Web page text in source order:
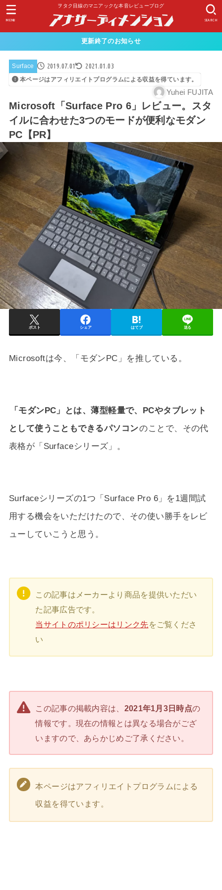
ヲタク目線のマニアックな本音レビューブログ
SEARCH
MENU
更新終了のお知らせ
Surface 2019.07.01 2021.01.03
本ページはアフィリエイトプログラムによる収益を得ています。
Yuhei FUJITA
Microsoft「Surface Pro 6」レビュー。スタ
イルに合わせた3つのモードが便利なモダン
PC【PR】
ポスト シェア はてブ 送る
Microsoftは今、「モダンPC」を推している。
「モダンPC」とは、薄型軽量で、PCやタブレット
として使うこともできるパソコンのことで、その代
表格が「Surfaceシリーズ」。
Surfaceシリーズの1つ「Surface Pro 6」を1週間試
用する機会をいただけたので、その使い勝手をレビ
ューしていこうと思う。
この記事はメーカーより商品を提供いただい
た記事広告です。
当サイトのポリシーはリンク先をご覧くださ
い
この記事の掲載内容は、 2021年1月3日時点の
情報です。現在の情報とは異なる場合がござ
いますので、あらかじめご了承ください。
本ページはアフィリエイトプログラムによる
収益を得ています。